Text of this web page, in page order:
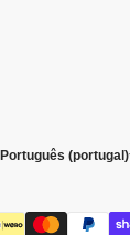
Português (portugal)